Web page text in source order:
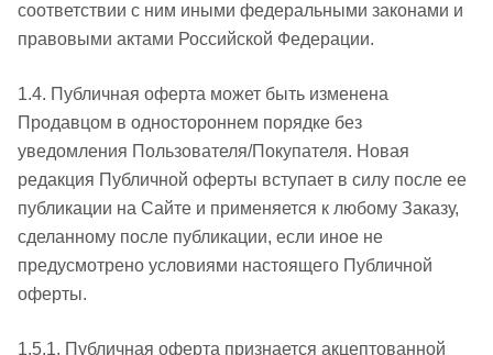
соответствии с ним иными федеральными законами и
правовыми актами Российской Федерации.
1.4. Публичная оферта может быть изменена
Продавцом в одностороннем порядке без
уведомления Пользователя/Покупателя. Новая
редакция Публичной оферты вступает в силу после ее
публикации на Сайте и применяется к любому Заказу,
сделанному после публикации, если иное не
предусмотрено условиями настоящего Публичной
оферты.
1.5.1. Публичная оферта признается акцептованной